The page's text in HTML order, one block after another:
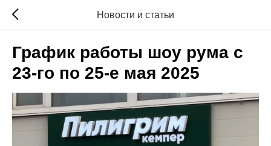
Новости и статьи
График работы шоу рума с
23-го по 25-е мая 2025